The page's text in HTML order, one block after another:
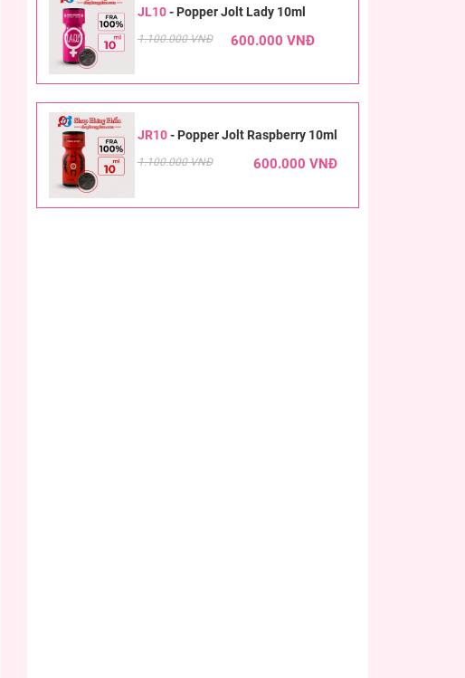
JL10- Popper Jolt Lady 10ml
1.100.000 VNĐ 600.000 VNĐ
JR10- Popper Jolt Raspberry 10ml
1.100.000 VNĐ 600.000 VNĐ